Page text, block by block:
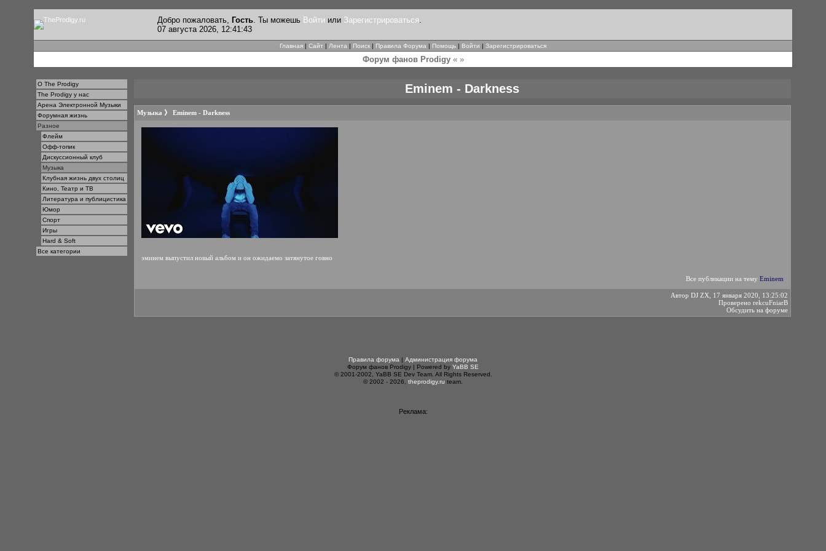
Добро пожаловать, Гость. Ты можешь Войти или Зарегистрироваться.
07 августа 2026, 12:41:43
Главная | Сайт | Лента | Поиск | Правила Форума | Помощь | Войти | Зарегистрироваться
Форум фанов Prodigy« »
О The Prodigy
The Prodigy у нас
Арена Электронной Музыки
Форумная жизнь
Разное
Флейм
Офф-топик
Дискуссионный клуб
Музыка
Клубная жизнь двух столиц
Кино, Театр и ТВ
Литература и публицистика
Юмор
Спорт
Игры
Hard & Soft
Все категории
Eminem - Darkness
Музыка 》 Eminem - Darkness
эминем выпустил новый альбом и он ожидаемо затянутое говно
Все публикации на тему Eminem
Автор DJ ZX
17 января 2020, 13:25:02
Проверено rekcuFniarВ
Обсудить на форуме
Правила форума | Администрация форума
Форум фанов Prodigy | Powered by YaBB SE
© 2001-2002, YaBB SE Dev Team. All Rights Reserved.
© 2002 - 2026, theprodigy.ru team.
Реклама: